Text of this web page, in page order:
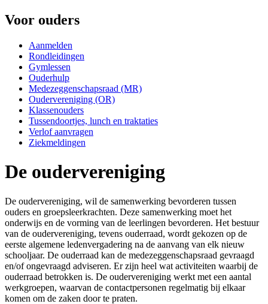
Voor ouders
Aanmelden
Rondleidingen
Gymlessen
Ouderhulp
Medezeggenschapsraad (MR)
Oudervereniging (OR)
Klassenouders
Tussendoortjes, lunch en traktaties
Verlof aanvragen
Ziekmeldingen
De oudervereniging
De oudervereniging, wil de samenwerking bevorderen tussen
ouders en groepsleerkrachten. Deze samenwerking moet het
onderwijs en de vorming van de leerlingen bevorderen. Het bestuur
van de oudervereniging, tevens ouderraad, wordt gekozen op de
eerste algemene ledenvergadering na de aanvang van elk nieuw
schooljaar. De ouderraad kan de medezeggenschapsraad gevraagd
en/of ongevraagd adviseren. Er zijn heel wat activiteiten waarbij de
ouderraad betrokken is. De oudervereniging werkt met een aantal
werkgroepen, waarvan de contactpersonen regelmatig bij elkaar
komen om de zaken door te praten.